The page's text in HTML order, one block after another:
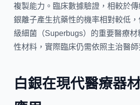
複製能力。臨床數據驗證，相較於
銀離子產生抗藥性的機率相對較低
級細菌（Superbugs）的重要醫療
性材料，實際臨床仍需依照主治醫師
白銀在現代醫療器